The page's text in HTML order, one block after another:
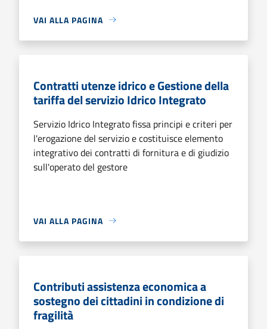
VAI ALLA PAGINA
Contratti utenze idrico e Gestione della
tariffa del servizio Idrico Integrato
Servizio Idrico Integrato fissa principi e criteri per
l'erogazione del servizio e costituisce elemento
integrativo dei contratti di fornitura e di giudizio
sull'operato del gestore
VAI ALLA PAGINA
Contributi assistenza economica a
sostegno dei cittadini in condizione di
fragilità